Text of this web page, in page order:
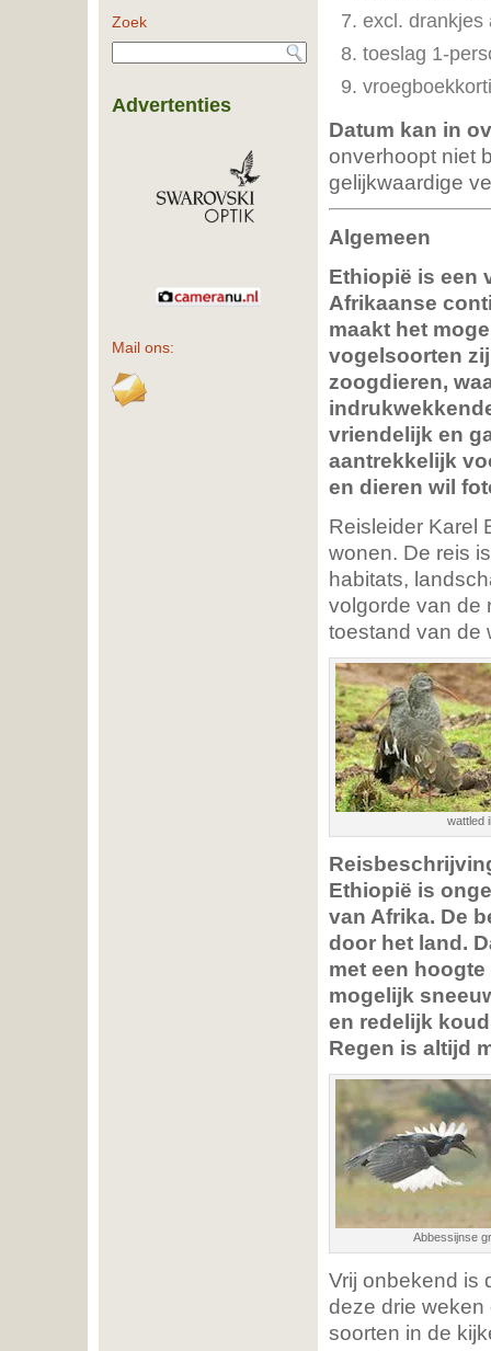
Zoek
Advertenties
Mail ons:
excl. drankjes
toeslag 1-
Datum kan in
onverhoopt niet
gelijkwaardige
Algemeen
Ethiopië is een
Afrikaanse
maakt het
vogelsoorten
zoogdieren,
vriendelijk en
aantrekkelijk
en dieren wil
Reisleider Karel
wonen. De reis
habitats,
volgorde van de
toestand van de
wattled
Ethiopië is
van Afrika. De
door het land.
met een
mogelijk
en redelijk
Regen is altijd
Abbessijnse
Vrij onbekend is
deze drie
soorten in de